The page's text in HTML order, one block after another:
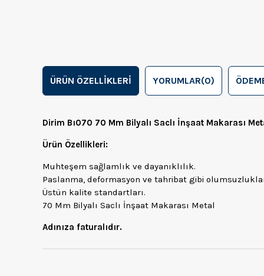
ÜRÜN ÖZELLIKLERI YORUMLAR(0)
Dirim Bı070 70 Mm Bilyalı Saclı İnşaat Makarası
Ürün Özellikleri:
Muhteşem sağlamlık ve dayanıklılık.
Paslanma, deformasyon ve tahribat gibi
Üstün kalite standartları.
70 Mm Bilyalı Saclı İnşaat Makarası Metal
Adınıza faturalıdır.